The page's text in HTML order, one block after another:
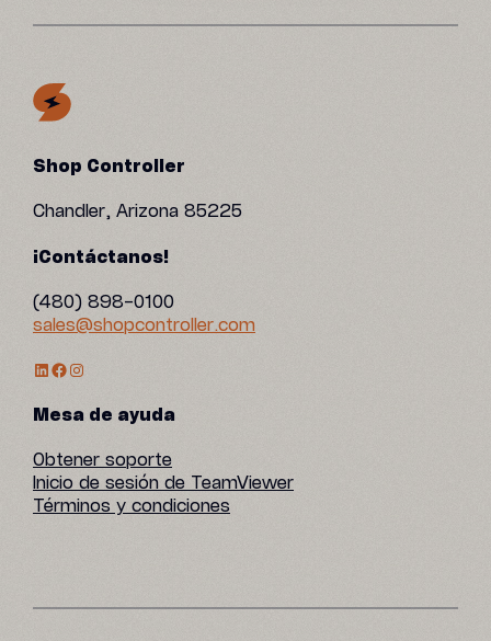
Shop Controller
Chandler, Arizona 85225
¡Contáctanos!
(480) 898-0100
sales@shopcontroller.com
Perfil de LinkedIn
Facebook
Instagram
Mesa de ayuda
Obtener soporte
Inicio de sesión de TeamViewer
Términos y condiciones